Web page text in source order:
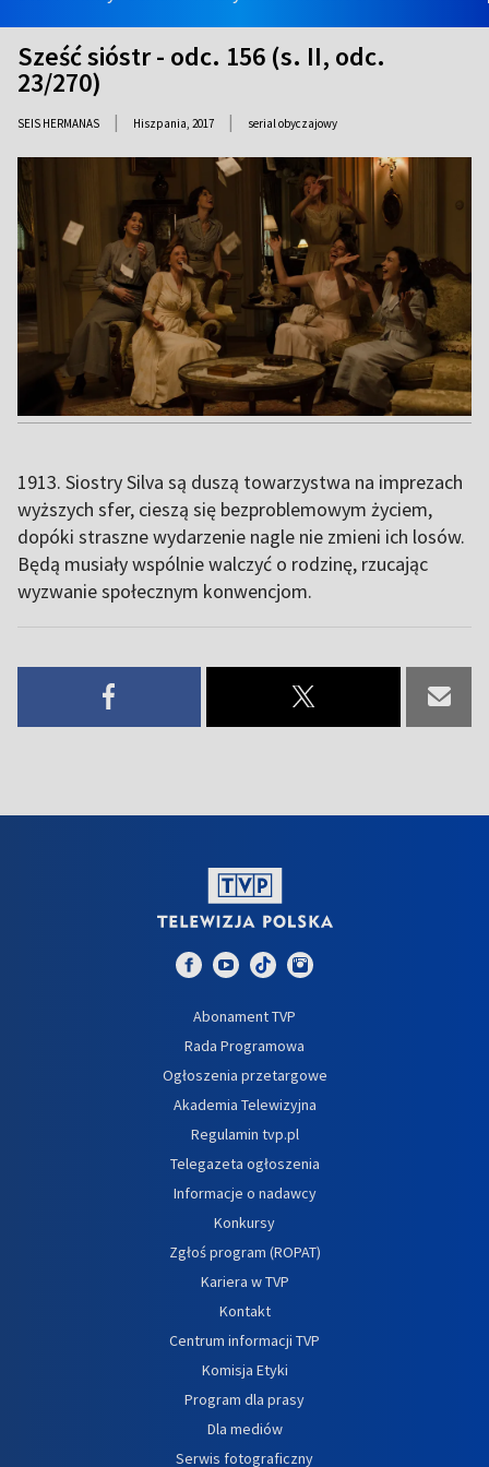
Sześć sióstr - odc. 156 (s. II, odc.
23/270)
SEIS HERMANAS | Hiszpania, 2017 | serial obyczajowy
1913. Siostry Silva są duszą towarzystwa na imprezach
wyższych sfer, cieszą się bezproblemowym życiem,
dopóki straszne wydarzenie nagle nie zmieni ich losów.
Będą musiały wspólnie walczyć o rodzinę, rzucając
wyzwanie społecznym konwencjom.
Abonament TVP
Rada Programowa
Ogłoszenia przetargowe
Akademia Telewizyjna
Regulamin tvp.pl
Telegazeta ogłoszenia
Informacje o nadawcy
Konkursy
Zgłoś program (ROPAT)
Kariera w TVP
Kontakt
Centrum informacji TVP
Komisja Etyki
Program dla prasy
Dla mediów
Serwis fotograficzny